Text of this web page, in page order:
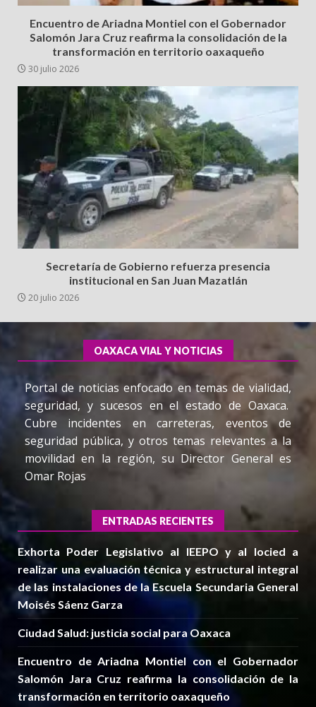
Encuentro de Ariadna Montiel con el Gobernador
Salomón Jara Cruz reafirma la consolidación de la
transformación en territorio oaxaqueño
30 julio 2026
Secretaría de Gobierno refuerza presencia
institucional en San Juan Mazatlán
20 julio 2026
OAXACA VIAL Y NOTICIAS
Portal de noticias enfocado en temas de vialidad,
seguridad, y sucesos en el estado de Oaxaca.
Cubre incidentes en carreteras, eventos de
seguridad pública, y otros temas relevantes a la
movilidad en la región, su Director General es
Omar Rojas
ENTRADAS RECIENTES
Exhorta Poder Legislativo al IEEPO y al Iocied a
realizar una evaluación técnica y estructural integral
de las instalaciones de la Escuela Secundaria General
Moisés Sáenz Garza
Ciudad Salud: justicia social para Oaxaca
Encuentro de Ariadna Montiel con el Gobernador
Salomón Jara Cruz reafirma la consolidación de la
transformación en territorio oaxaqueño